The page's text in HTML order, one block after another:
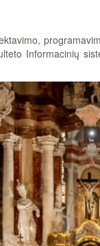
Informacinių